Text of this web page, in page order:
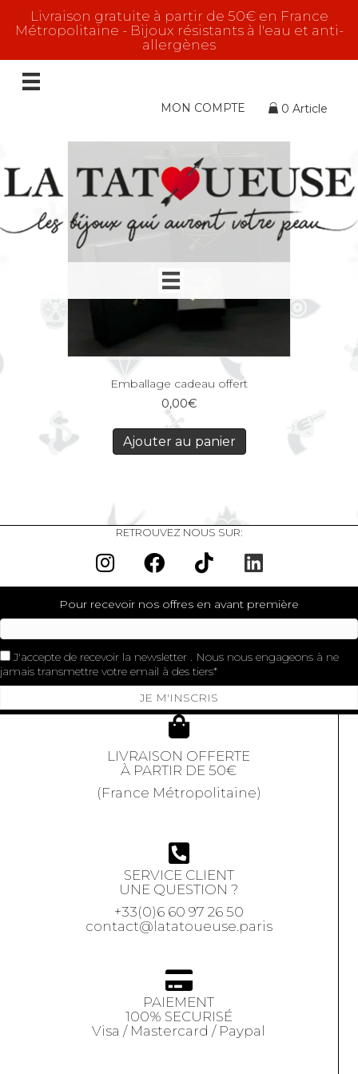
Livraison gratuite à partir de 50€ en France
Métropolitaine - Bijoux résistants à l'eau et anti-
allergènes
MON COMPTE 0 Article
Voici le seul résultat
Emballage cadeau offert
0,00€
Ajouter au panier
RETROUVEZ NOUS SUR:
Pour recevoir nos offres en avant première
J'accepte de recevoir la newsletter . Nous nous engageons à ne
jamais transmettre votre email à des tiers
JE M'INSCRIS
LIVRAISON OFFERTE
À PARTIR DE 50€
(France Métropolitaine)
SERVICE CLIENT
UNE QUESTION ?
+33(0)6 60 97 26 50
contact@latatoueuse.paris
PAIEMENT
100% SECURISÉ
Visa / Mastercard / Paypal